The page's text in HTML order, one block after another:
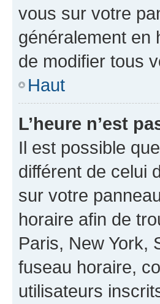
vous sur votre
généralement en
de modifier tous
Haut
L’heure n’est
Il est possible
différent de celui
sur votre
horaire afin de
Paris, New York,
fuseau horaire,
utilisateurs